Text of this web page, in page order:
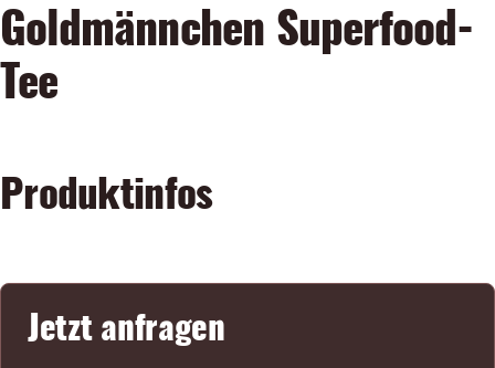
Goldmännchen Superfood-
Tee
Produktinfos
Jetzt anfragen